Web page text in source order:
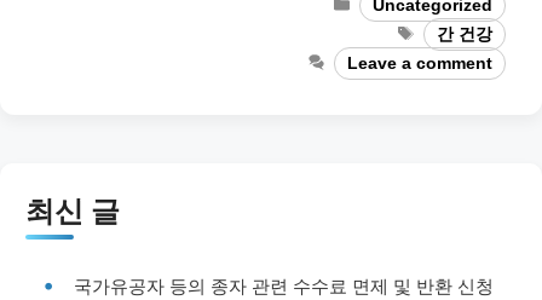
Uncategorized
Tags간 건강
Leave a comment
최신 글
국가유공자 등의 종자 관련 수수료 면제 및 반환 신청